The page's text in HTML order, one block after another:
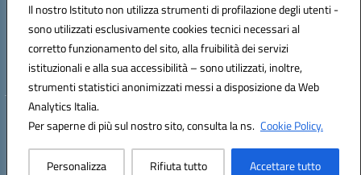
Il nostro Istituto non utilizza strumenti di profilazione degli utenti -
sono utilizzati esclusivamente cookies tecnici necessari al
corretto funzionamento del sito, alla fruibilità dei servizi
istituzionali e alla sua accessibilità – sono utilizzati, inoltre,
strumenti statistici anonimizzati messi a disposizione da Web
Analytics Italia.
Per saperne di più sul nostro sito, consulta la ns. Cookie Policy.
Personalizza Rifiuta tutto Accettare tutto
Posta elettronica certificata (PEC):sssl030007@pec.istruzione.it
Codice fiscale: 91009410902
Codice meccanografico: SSSL030007
Hosting & Powered by 3D Solution S.r.l.
Concept & Design by Designers Italia